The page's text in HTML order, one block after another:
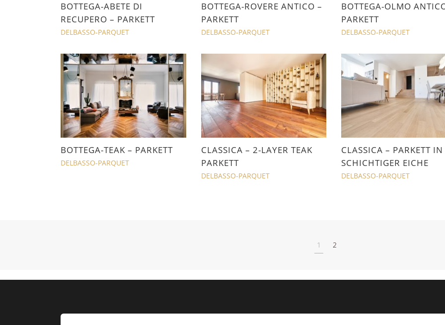
BOTTEGA-ABETE DI
RECUPERO – PARKETT
DELBASSO-PARQUET
BOTTEGA-ROVERE ANTICO –
PARKETT
DELBASSO-PARQUET
BOTTEGA-OLMO
PARKETT
DELBASSO-PARQUET
BOTTEGA-TEAK – PARKETT
DELBASSO-PARQUET
CLASSICA – 2-LAYER TEAK
PARKETT
DELBASSO-PARQUET
CLASSICA – PARKETT
SCHICHTIGER EICHE
DELBASSO-PARQUET
1 2